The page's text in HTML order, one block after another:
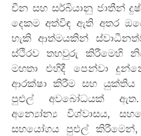
චීන සහ සර්බියානු ජාතීන්
දෙකම අත්විඳ ඇති අතර
හැකි ආත්මයකින්
ස්ථිරව තහවුරු කිරීමෙහි
මහතා එහිදී පෙන්වා
ආරක්ෂා කිරීම සහ යුක්තිය
පුළුල් අවබෝධයක් ඇත.
අන්‍යෝන්‍ය විශ්වාසය,
සහයෝගය පුළුල්